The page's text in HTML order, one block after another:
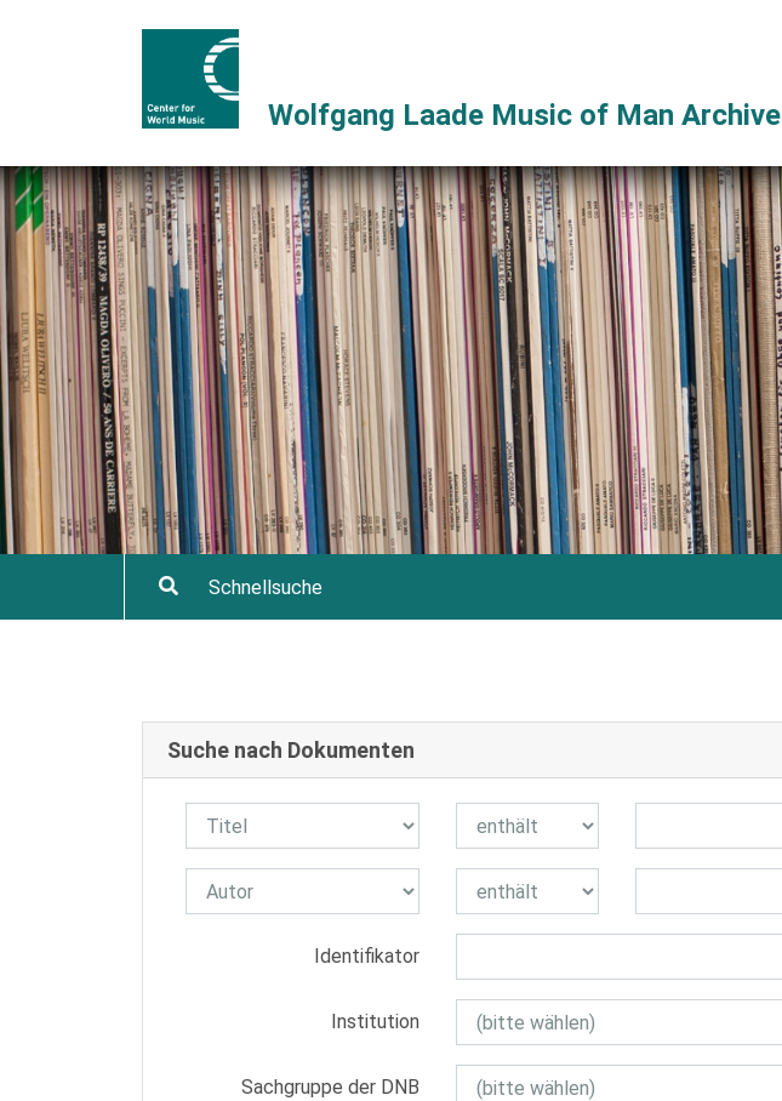
Wolfgang Laade Music of Man Archive
Suche nach Dokumenten
Identifikator
Institution
Sachgruppe der DNB